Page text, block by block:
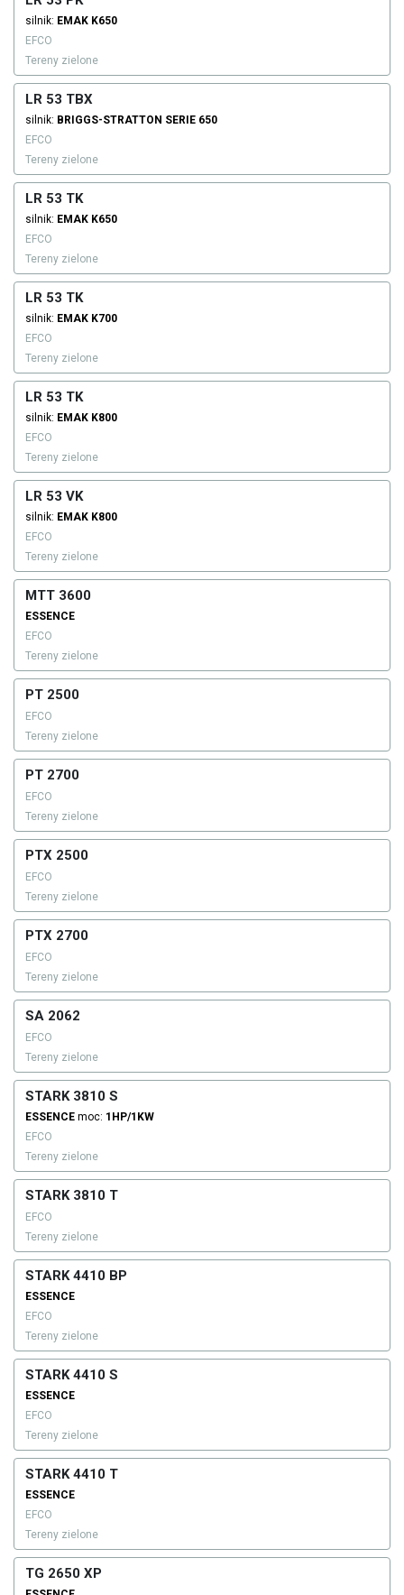
silnik: EMAK K650
EFCO
Tereny zielone
LR 53 TBX
silnik: BRIGGS-STRATTON SERIE 650
EFCO
Tereny zielone
LR 53 TK
silnik: EMAK K650
EFCO
Tereny zielone
LR 53 TK
silnik: EMAK K700
EFCO
Tereny zielone
LR 53 TK
silnik: EMAK K800
EFCO
Tereny zielone
LR 53 VK
silnik: EMAK K800
EFCO
Tereny zielone
MTT 3600
ESSENCE
EFCO
Tereny zielone
PT 2500
EFCO
Tereny zielone
PT 2700
EFCO
Tereny zielone
PTX 2500
EFCO
Tereny zielone
PTX 2700
EFCO
Tereny zielone
SA 2062
EFCO
Tereny zielone
STARK 3810 S
ESSENCE moc: 1HP/1KW
EFCO
Tereny zielone
STARK 3810 T
EFCO
Tereny zielone
STARK 4410 BP
ESSENCE
EFCO
Tereny zielone
STARK 4410 S
ESSENCE
EFCO
Tereny zielone
STARK 4410 T
ESSENCE
EFCO
Tereny zielone
TG 2650 XP